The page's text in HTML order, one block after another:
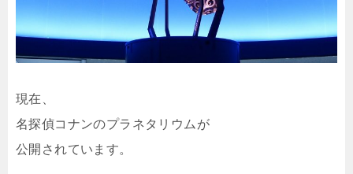
現在、
名探偵コナンのプラネタリウムが
公開されています。